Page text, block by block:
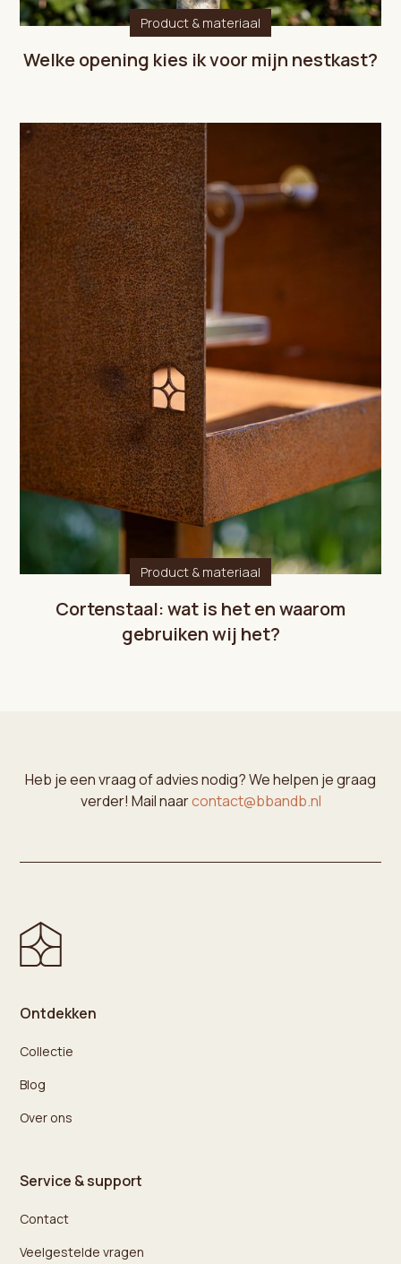
Product & materiaal
Welke opening kies ik voor mijn nestkast?
Product & materiaal
Cortenstaal: wat is het en waarom
gebruiken wij het?
Heb je een vraag of advies nodig? We helpen je graag
verder! Mail naarcontact@bbandb.nl
Ontdekken
Collectie
Blog
Over ons
Service & support
Contact
Veelgestelde vragen